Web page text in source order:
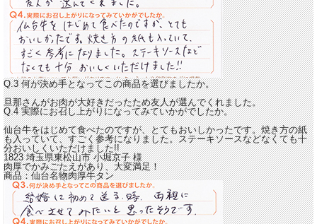
Q.3 何が決め手となってこの商品を選びましたか。
旦那さんがお肉が大好きだったため友人が選んでくれました。
Q.4 実際にお召し上がりになってみていかがでしたか。
仙台牛をはじめて食べたのですが、とてもおいしかったです。焼き方の紙
も入っていて、すごく参考になりました。ステーキソースなどなくても十
分おいしくいただけました!!
1823 埼玉県東松山市小堀京子様
肉厚でかみごたえがあり、大変満足！
商品：仙台名物肉厚牛タン